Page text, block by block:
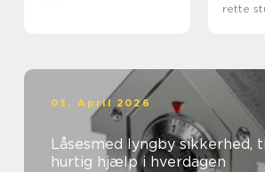
rette
03. April 2026
Låsesmed lyngby sikkerhed, tryghed og
hurtig hjælp i hverdagen